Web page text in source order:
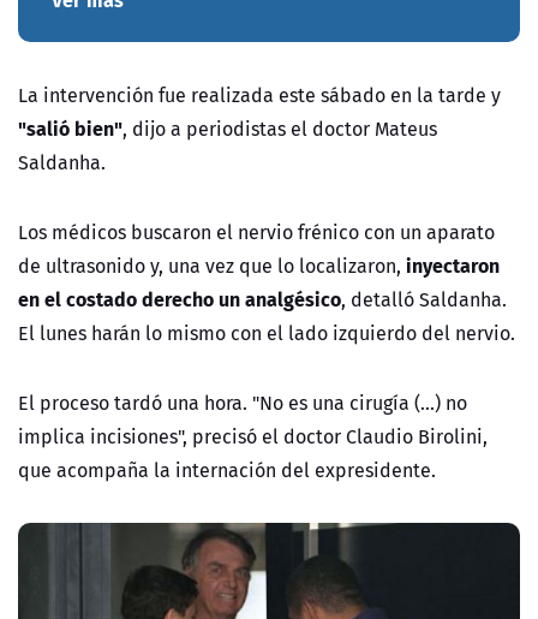
La intervención fue realizada este sábado en la tarde y
"salió bien", dijo a periodistas el doctor Mateus
Saldanha.
Los médicos buscaron el nervio frénico con un aparato
de ultrasonido y, una vez que lo localizaron, inyectaron
en el costado derecho un analgésico, detalló Saldanha.
El lunes harán lo mismo con el lado izquierdo del nervio.
El proceso tardó una hora. "No es una cirugía (...) no
implica incisiones", precisó el doctor Claudio Birolini,
que acompaña la internación del expresidente.